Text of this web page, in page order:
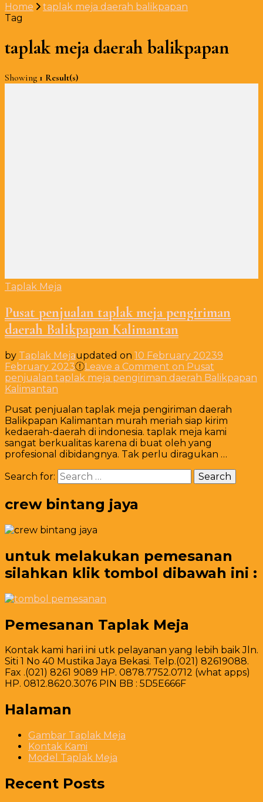
Home
taplak meja daerah balikpapan
Tag
taplak meja daerah balikpapan
Showing 1 Result(s)
Taplak Meja
Pusat penjualan taplak meja pengiriman
daerah Balikpapan Kalimantan
by Taplak Mejaupdated on 10 February 20239
February 2023
Leave a Comment on Pusat
penjualan taplak meja pengiriman daerah Balikpapan
Kalimantan
Pusat penjualan taplak meja pengiriman daerah
Balikpapan Kalimantan murah meriah siap kirim
kedaerah-daerah di indonesia. taplak meja kami
sangat berkualitas karena di buat oleh yang
profesional dibidangnya. Tak perlu diragukan …
Search for:
crew bintang jaya
untuk melakukan pemesanan
silahkan klik tombol dibawah ini :
Pemesanan Taplak Meja
Kontak kami hari ini utk pelayanan yang lebih baik Jln.
Siti 1 No 40 Mustika Jaya Bekasi. Telp.(021) 82619088.
Fax .(021) 8261 9089 HP. 0878.7752.0712 (what apps)
HP. 0812.8620.3076 PIN BB : 5D5E666F
Halaman
Gambar Taplak Meja
Kontak Kami
Model Taplak Meja
Recent Posts